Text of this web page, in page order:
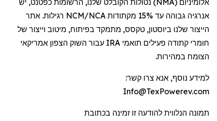
אלומיניום (NMA) נטולות הקובלט שלנו, הרשומות כפטנט, יש
אנרגיה גבוהה עד 15%
מקתודות NCM/NCA רגילות. אתר
הייצור שלנו ביוסטון, טקסס, מתמקד בפיתוח, מיטוב וייצור של
חומרי קתודה פעילים תואמי IRA עבור השוק הצפון אמריקאי
הצומח במהירות.
למידע נוסף, אנא צרו קשר:
Info@TexPowerev.com
תמונה הנלווית להודעה זו זמינה בכתובת